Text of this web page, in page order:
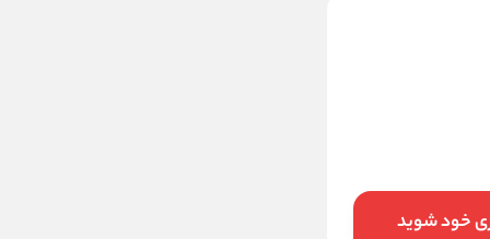
خود شوید